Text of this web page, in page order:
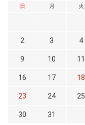
日 月 火
2 3 4
9 10 11
16 17 18
23 24 25
30 31